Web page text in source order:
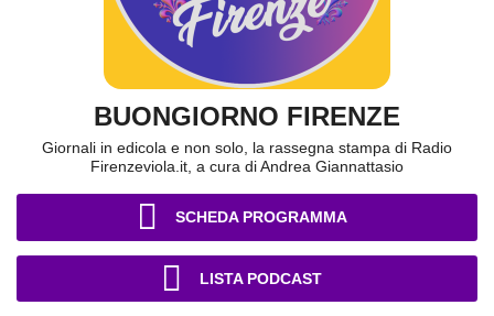
BUONGIORNO FIRENZE
Giornali in edicola e non solo, la rassegna stampa di Radio
Firenzeviola.it, a cura di Andrea Giannattasio
SCHEDA PROGRAMMA
LISTA PODCAST